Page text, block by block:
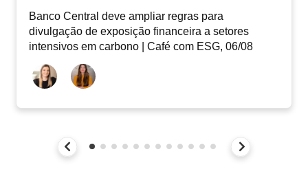
Banco Central deve ampliar regras para
divulgação de exposição financeira a setores
intensivos em carbono | Café com ESG, 06/08